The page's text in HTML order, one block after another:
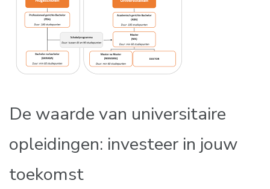
De waarde van universitaire
opleidingen: investeer in jouw
toekomst